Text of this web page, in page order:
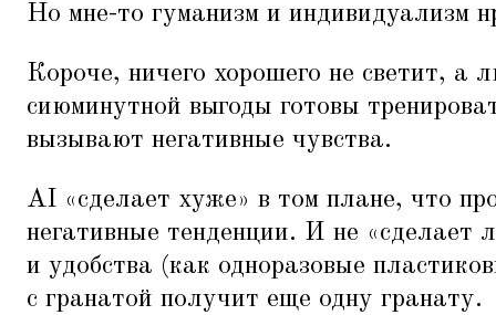
Но мне-то гуманизм и индивидуализм
Короче, ничего хорошего не светит, а
сиюминутной выгоды готовы
вызывают негативные чувства.
AI «сделает хуже» в том плане, что
негативные тенденции. И не «сделает
и удобства (как одноразовые
с гранатой получит еще одну гранату.